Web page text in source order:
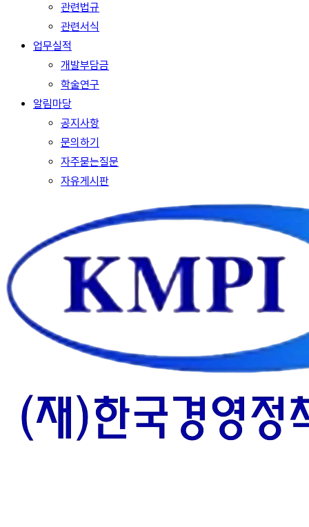
관련법규
관련서식
업무실적
개발부담금
학술연구
알림마당
공지사항
문의하기
자주묻는질문
자유게시판